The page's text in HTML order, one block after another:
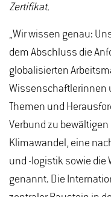
Zertifikat.
„Wir wissen genau:
dem Abschluss die
globalisierten
Wissenschaftlerinnen
Themen und
Verbund zu
Klimawandel, eine
und -logistik sowie die
genannt. Die